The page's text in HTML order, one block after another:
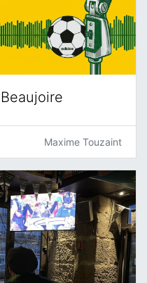
Maxime Touzaint